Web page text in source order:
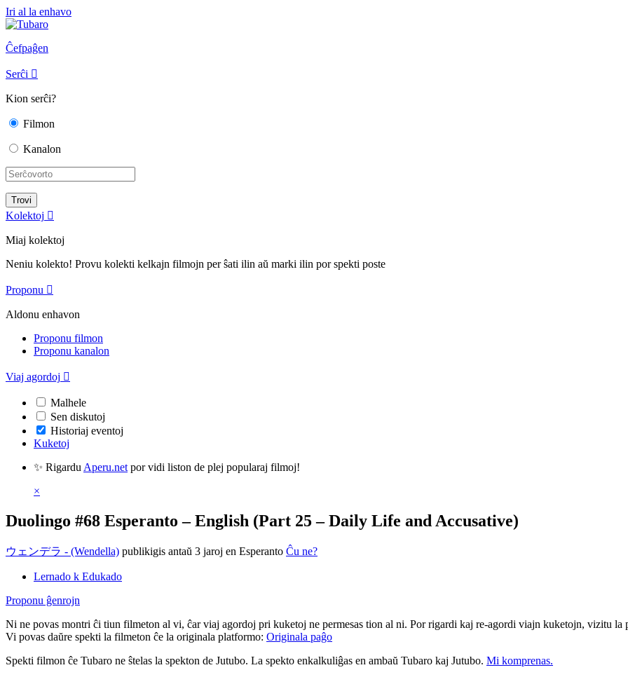
Iri al la enhavo
Ĉefpaĝen
Serĉi 
Kion serĉi?
Filmon
Kanalon
Kolektoj 
Miaj kolektoj
Neniu kolekto! Provu kolekti kelkajn filmojn per ŝati ilin aŭ marki ilin por spekti poste
Proponu 
Aldonu enhavon
Proponu filmon
Proponu kanalon
Viaj agordoj 
Malhele
Sen diskutoj
Historiaj eventoj
Kuketoj
✨ Rigardu Aperu.net por vidi liston de plej popularaj filmoj!
×
Duolingo #68 Esperanto – English (Part 25 – Daily Life and Accusative)
ウェンデラ - (Wendella) publikigis antaŭ 3 jaroj en Esperanto Ĉu ne?
Lernado k Edukado
Proponu ĝenrojn
Ni ne povas montri ĉi tiun filmeton al vi, ĉar viaj agordoj pri kuketoj ne permesas tion al ni. Por rigardi kaj re-agordi viajn kuketojn, vizitu la
Vi povas daŭre spekti la filmeton ĉe la originala platformo: Originala paĝo
Spekti filmon ĉe Tubaro ne ŝtelas la spekton de Jutubo. La spekto enkalkuliĝas en ambaŭ Tubaro kaj Jutubo. Mi komprenas.